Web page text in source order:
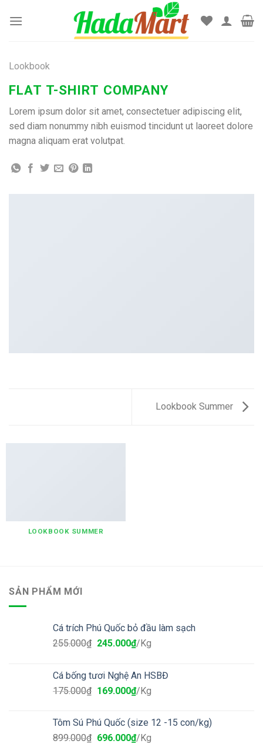
Lookbook
FLAT T-SHIRT COMPANY
Lorem ipsum dolor sit amet, consectetuer adipiscing elit,
sed diam nonummy nibh euismod tincidunt ut laoreet dolore
magna aliquam erat volutpat.
Lookbook Summer
LOOKBOOK SUMMER
SẢN PHẨM MỚI
Cá trích Phú Quốc bỏ đầu làm sạch
255.000₫ 245.000₫/Kg
Cá bống tươi Nghệ An HSBĐ
175.000₫ 169.000₫/Kg
Tôm Sú Phú Quốc (size 12 -15 con/kg)
899.000₫ 696.000₫/Kg